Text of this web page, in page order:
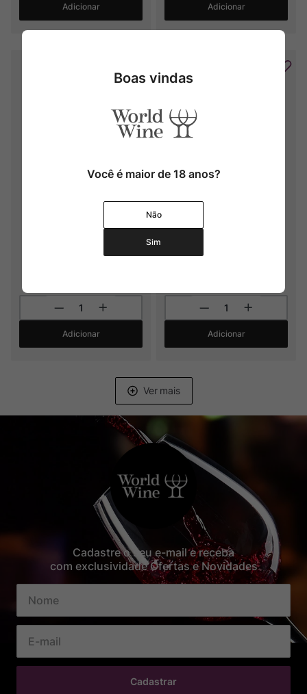
Adicionar Adicionar
Adicionar Adicionar
Cadastre o seu e-mail e receba
com exclusividade Ofertas e Novidades
Cadastrar
Boas vindas
Você é maior de 18 anos?
Não
Sim